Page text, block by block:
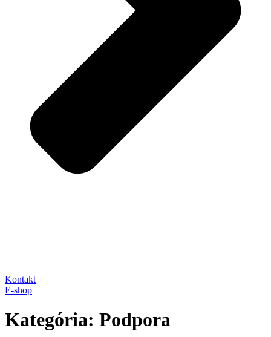
Kontakt
E-shop
Kategória: Podpora